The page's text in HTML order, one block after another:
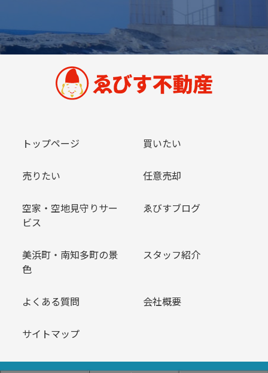
トップページ 買いたい
売りたい 任意売却
空家・空地見守りサー
ビス
ゑびすブログ
美浜町・南知多町の景
色
スタッフ紹介
よくある質問 会社概要
サイトマップ